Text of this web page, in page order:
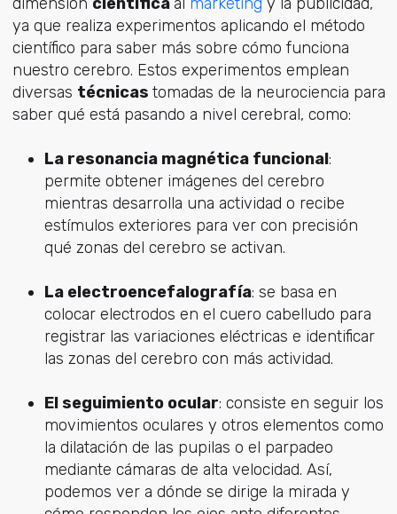
ya que realiza experimentos aplicando el método
científico para saber más sobre cómo funciona
nuestro cerebro. Estos experimentos emplean
diversas técnicas tomadas de la neurociencia para
saber qué está pasando a nivel cerebral, como:
La resonancia magnética funcional:
permite obtener imágenes del cerebro
mientras desarrolla una actividad o recibe
estímulos exteriores para ver con precisión
qué zonas del cerebro se activan.
La electroencefalografía: se basa en
colocar electrodos en el cuero cabelludo para
registrar las variaciones eléctricas e identificar
las zonas del cerebro con más actividad.
El seguimiento ocular: consiste en seguir los
movimientos oculares y otros elementos como
la dilatación de las pupilas o el parpadeo
mediante cámaras de alta velocidad. Así,
podemos ver a dónde se dirige la mirada y